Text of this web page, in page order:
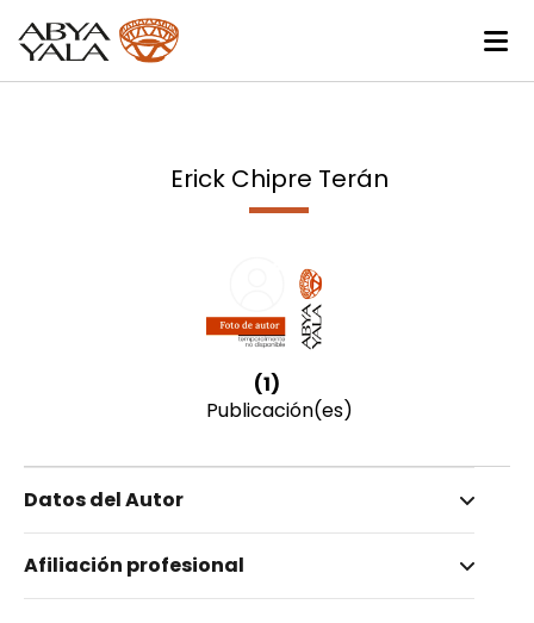
Erick Chipre Terán
(1)
Publicación(es)
Datos del Autor
Chipre Terán, Erick
Afiliación profesional